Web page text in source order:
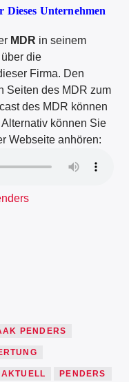
Unternehmen
MDR in seinem
über die
Firma. Den
Seiten des MDR zum
des MDR können
können Sie
Webseite anhören:
PENDERS
AKTUELL PENDERS